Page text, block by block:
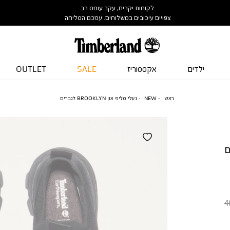
לקוחות יקרים, עקב עומס רב
צפויים עיכובים במשלוחים. עמכם הסליחה
ילדים אקססוריז SALE
OUTLET
ראשי NEW נעלי סליפ און BROOKLYN לגברים